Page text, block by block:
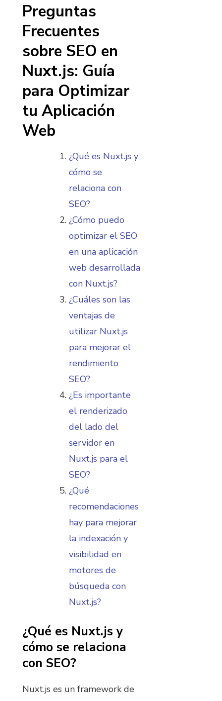
Preguntas
Frecuentes
sobre SEO en
Nuxt.js: Guía
para Optimizar
tu Aplicación
Web
¿Qué es Nuxt.js y
cómo se
relaciona con
SEO?
¿Cómo puedo
optimizar el SEO
en una aplicación
web desarrollada
con Nuxt.js?
¿Cuáles son las
ventajas de
utilizar Nuxt.js
para mejorar el
rendimiento
SEO?
¿Es importante
el renderizado
del lado del
servidor en
Nuxt.js para el
SEO?
¿Qué
recomendaciones
hay para mejorar
la indexación y
visibilidad en
motores de
búsqueda con
Nuxt.js?
¿Qué es Nuxt.js y
cómo se relaciona
con SEO?
Nuxt.js es un framework de